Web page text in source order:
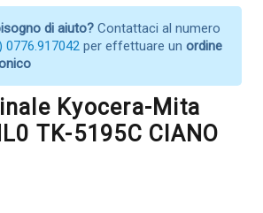
di aiuto? Contattaci al numero
0776.917042 per effettuare un ordine
Kyocera-Mita
TK-5195C CIANO